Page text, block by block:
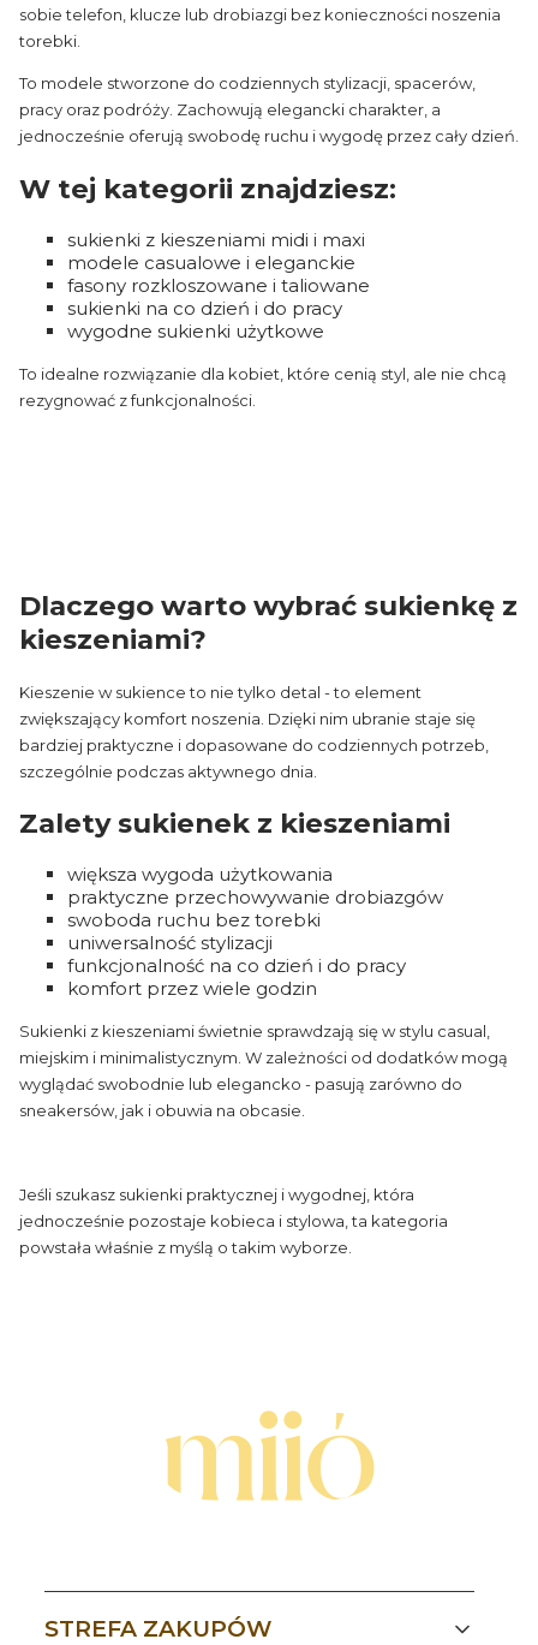
sobie telefon, klucze lub drobiazgi bez konieczności noszenia
torebki.
To modele stworzone do codziennych stylizacji, spacerów,
pracy oraz podróży. Zachowują elegancki charakter, a
jednocześnie oferują swobodę ruchu i wygodę przez cały dzień.
W tej kategorii znajdziesz:
sukienki z kieszeniami midi i maxi
modele casualowe i eleganckie
fasony rozkloszowane i taliowane
sukienki na co dzień i do pracy
wygodne sukienki użytkowe
To idealne rozwiązanie dla kobiet, które cenią styl, ale nie chcą
rezygnować z funkcjonalności.
Dlaczego warto wybrać sukienkę z
kieszeniami?
Kieszenie w sukience to nie tylko detal - to element
zwiększający komfort noszenia. Dzięki nim ubranie staje się
bardziej praktyczne i dopasowane do codziennych potrzeb,
szczególnie podczas aktywnego dnia.
Zalety sukienek z kieszeniami
większa wygoda użytkowania
praktyczne przechowywanie drobiazgów
swoboda ruchu bez torebki
uniwersalność stylizacji
funkcjonalność na co dzień i do pracy
komfort przez wiele godzin
Sukienki z kieszeniami świetnie sprawdzają się w stylu casual,
miejskim i minimalistycznym. W zależności od dodatków mogą
wyglądać swobodnie lub elegancko - pasują zarówno do
sneakersów, jak i obuwia na obcasie.
Jeśli szukasz sukienki praktycznej i wygodnej, która
jednocześnie pozostaje kobieca i stylowa, ta kategoria
powstała właśnie z myślą o takim wyborze.
Linki w stopce
STREFA ZAKUPÓW